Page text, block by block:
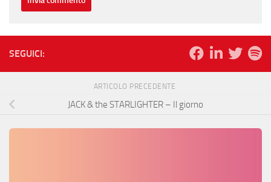
SEGUICI:
ARTICOLO PRECEDENTE
JACK & the STARLIGHTER – Il giorno